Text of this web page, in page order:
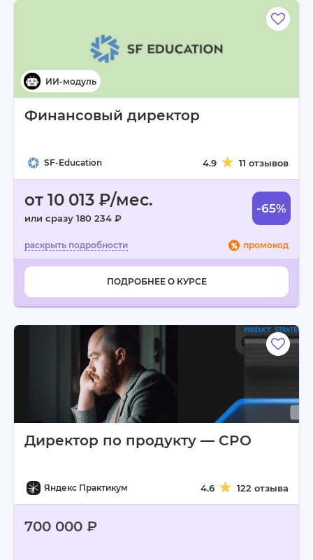
Финансовый директор
SF-Education 4.9 11 отзывов
от 10 013 ₽/мес.
или сразу 180 234 ₽
-65%
промокод
ПОДРОБНЕЕ О КУРСЕ
Директор по продукту — CPO
Яндекс Практикум 4.6 122 отзыва
700 000 ₽